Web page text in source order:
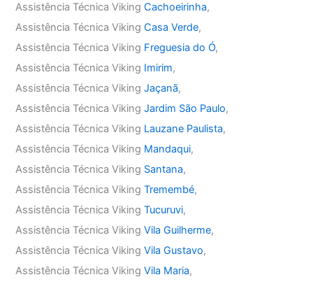
Assistência Técnica VikingCachoeirinha,
Assistência Técnica VikingCasa Verde,
Assistência Técnica Viking Freguesia do Ó,
Assistência Técnica Viking Imirim,
Assistência Técnica VikingJaçanã,
Assistência Técnica VikingJardim São Paulo,
Assistência Técnica Viking Lauzane Paulista,
Assistência Técnica Viking Mandaqui,
Assistência Técnica Viking Santana,
Assistência Técnica VikingTremembé,
Assistência Técnica VikingTucuruvi,
Assistência Técnica VikingVila Guilherme,
Assistência Técnica VikingVila Gustavo,
Assistência Técnica VikingVila Maria,